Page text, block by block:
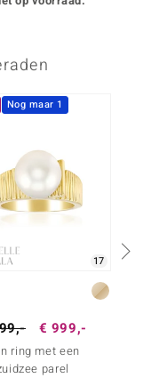
Nog maar 1
17
€ 999,-
ring met een
parel